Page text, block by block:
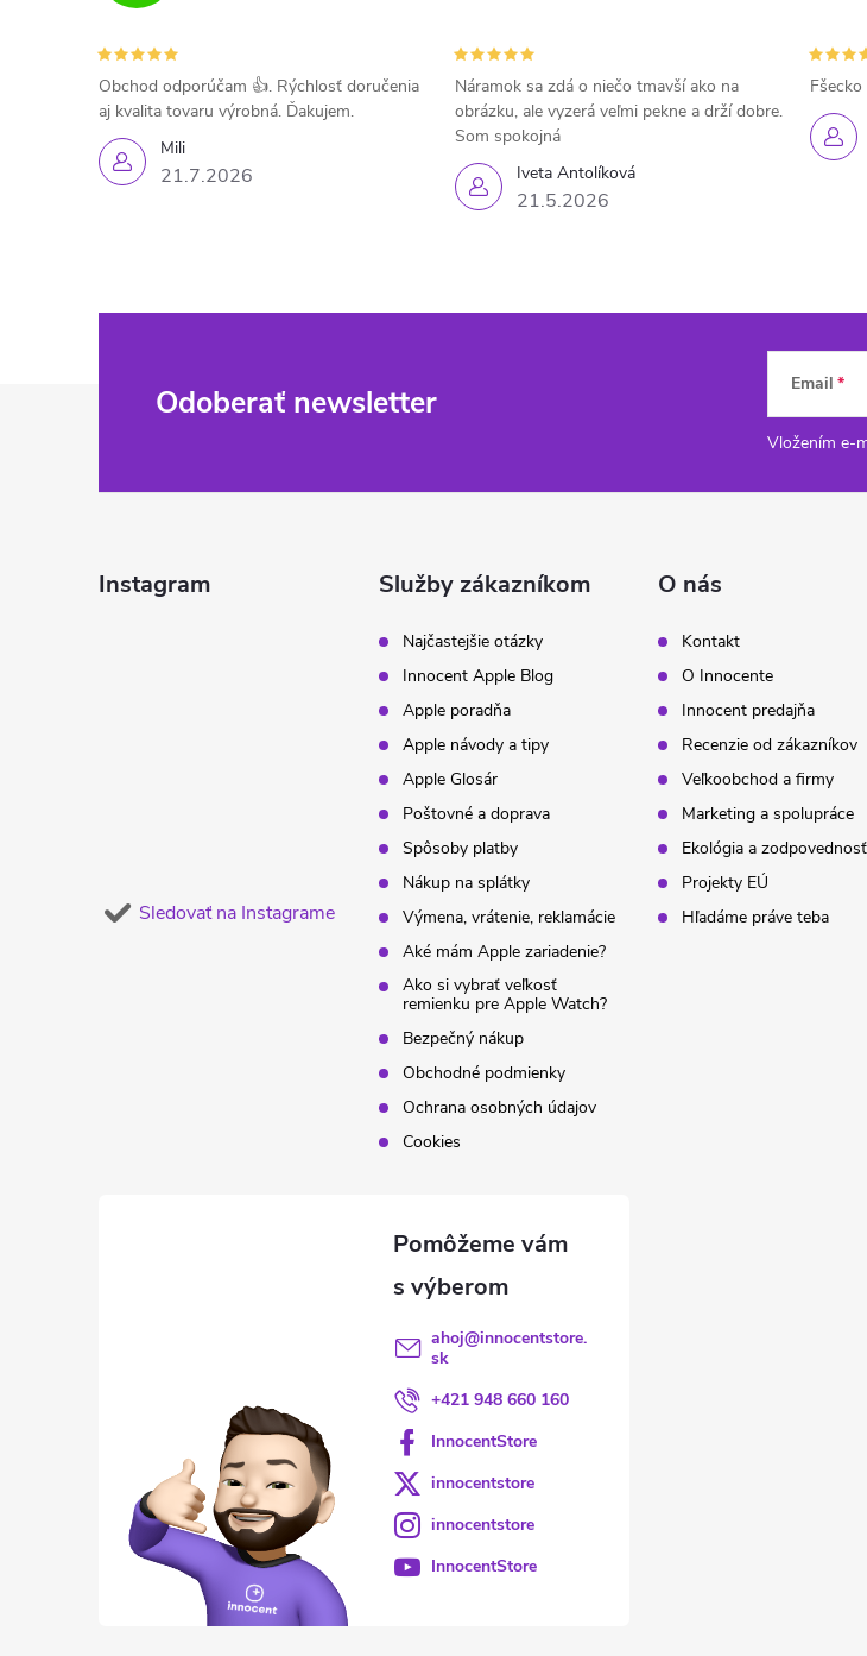
Mili
21.7.2026
Obchod odporúčam 👍. Rýchlosť doručenia
aj kvalita tovaru výrobná. Ďakujem.
Iveta Antolíková
21.5.2026
Náramok sa zdá o niečo tmavší ako na
obrázku, ale vyzerá veľmi pekne a drží dobre.
Som spokojná
Odoberať newsletter Email
Vložením e-
Instagram
Sledovať na Instagrame
Služby zákazníkom
Najčastejšie otázky
Innocent Apple Blog
Apple poradňa
Apple návody a tipy
Apple Glosár
Poštovné a doprava
Spôsoby platby
Nákup na splátky
Výmena, vrátenie, reklamácie
Aké mám Apple zariadenie?
Ako si vybrať veľkosť
remienku pre Apple Watch?
Bezpečný nákup
Obchodné podmienky
Ochrana osobných údajov
Cookies
O nás
Kontakt
O Innocente
Innocent predajňa
Recenzie od zákazníkov
Veľkoobchod a firmy
Marketing a spolupráce
Ekológia a zodpovednosť
Projekty EÚ
Hľadáme práve teba
ahoj@innocentstore.
sk
+421 948 660 160
InnocentStore
innocentstore
innocentstore
InnocentStore